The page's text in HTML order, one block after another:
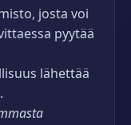
josta voi
pyytää
lähettää